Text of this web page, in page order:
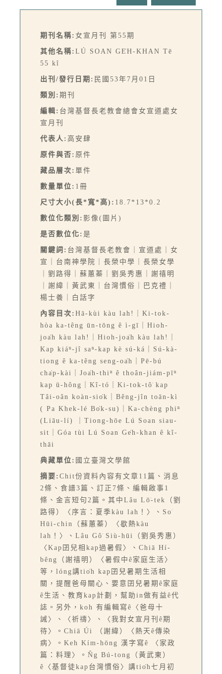
期刊名稱: 女宣月刊 第55期
其他名稱: LÚ SOAN GE̍H-KHAN Tē
55 kî
出刊/發行日期: 民國53年7月01日
類別: 期刊
編輯: 台灣基督長老教會總會女宣道處女
宣月刊
代表人: 高安肆
原件與否: 原件
藏品層次: 單件
數量單位: 1冊
尺寸大小(長*寬*高): 18.7*13*0.2
數位化類別: 影像(圖片)
是否數位化: 是
關鍵詞: 台灣基督長老教會｜宣道處｜女
宣｜台南神學院｜長榮中學｜長榮女學
｜劉路得｜蘇蕙蓁｜劉吳秀惠｜謝禧明
｜謝緯｜黃武東｜台灣慣俗｜巴克禮｜
楊士養｜白話字
內容目次: Hā-kùi kàu lah!｜Ki-tok-
hòa ka-têng ūn-tōng ê ì-gī｜Hioh-
joa̍h kàu lah!｜Hioh-joa̍h kàu lah!｜
Kap kiáⁿ-jî saⁿ-kap kè sú-ká｜Sú-kà-
tiong ê ka-têng seng-oa̍h｜Pē-bú
cha̍p-kài｜Joa̍h-thiⁿ ê thoân-jiám-pīⁿ
kap ū-hông｜Kî-tó｜Ki-tok-tô͘ kap
Tâi-oân koàn-sio̍k｜Bêng-jîn toān-kì
( Pa Khek-lé Bo̍k-su)｜Ka-chèng phiⁿ
(Liāu-lí) ｜Tiong-hōe Lú Soan siau-
sit｜Góa tùi Lú Soan Ge̍h-khan ê kî-
thāi
典藏單位: 國立臺灣文學館
摘要: Chit份資料內容有文章11篇、消息
2條、食譜3篇、訂正7條、編輯啟事1
條、金言短句2篇。其中Lâu Lō͘-tek（劉
路得）〈序言：夏季kàu lah！〉、So͘
Hūi-chin（蘇蕙蓁）〈歇熱kàu
lah！〉、Lâu Gô͘ Siù-hūi（劉吳秀惠）
〈Kap囝兒相kap過暑假〉、Chiā Hí-
bêng（謝禧明）〈暑假中ê家庭生活〉
等，lóng講tio̍h kap囝兒暑期生活相
關，提醒爸母關心、要意囝兒暑期ê家庭
ê生活、教育kap計劃，幫助in做有益ê代
誌。另外，koh 有編輯寫ê〈爸母十
誡〉、〈祈禱〉、〈我對女宣月刊ê期
待〉。Chiā Úi （謝緯）〈熱天ê傳染
病〉。Keh Kím-hōng 漢字寫ê 〈家政
篇：料理〉。N̂g Bú-tong（黃武東）
ê〈基督徒kap台灣慣俗〉講tio̍h七月初